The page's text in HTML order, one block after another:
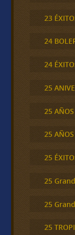
23
24
24
25
25
25
25
25
25
25